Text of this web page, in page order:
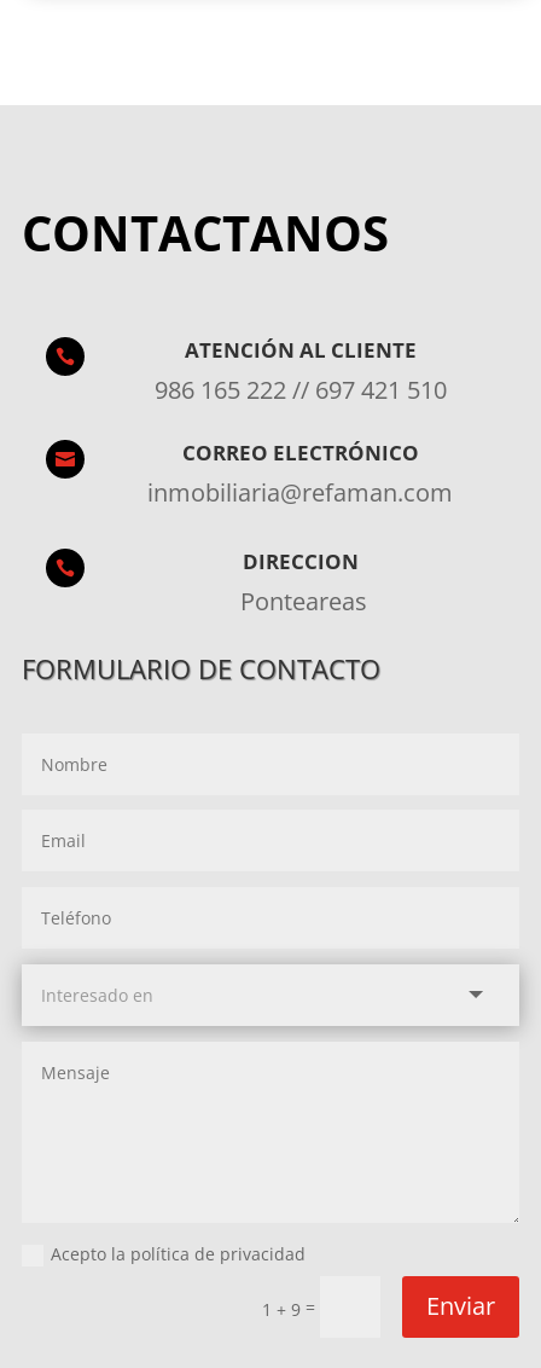
CONTACTANOS
 ATENCIÓN AL CLIENTE
986 165 222 // 697 421 510
 CORREO ELECTRÓNICO
inmobiliaria@refaman.com
 DIRECCION
Ponteareas
FORMULARIO DE CONTACTO
Acepto la política de privacidad
1 + 9 = Enviar